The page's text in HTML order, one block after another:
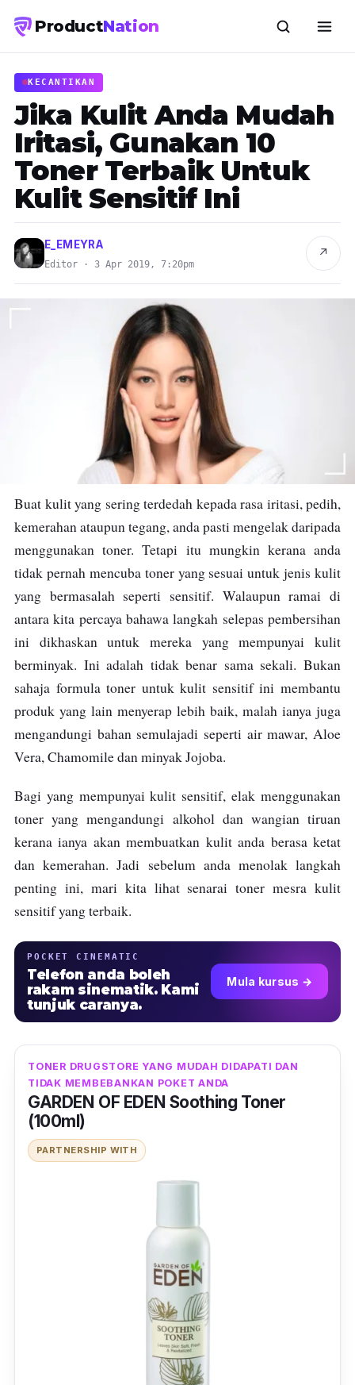
ProductNation
KECANTIKAN
Jika Kulit Anda Mudah
Iritasi, Gunakan 10
Toner Terbaik Untuk
Kulit Sensitif Ini
E_EMEYRA
Editor · 3 Apr 2019, 7:20pm
↗
Buat kulit yang sering terdedah kepada rasa iritasi, pedih,
kemerahan ataupun tegang, anda pasti mengelak daripada
menggunakan toner. Tetapi itu mungkin kerana anda
tidak pernah mencuba toner yang sesuai untuk jenis kulit
yang bermasalah seperti sensitif. Walaupun ramai di
antara kita percaya bahawa langkah selepas pembersihan
ini dikhaskan untuk mereka yang mempunyai kulit
berminyak. Ini adalah tidak benar sama sekali. Bukan
sahaja formula toner untuk kulit sensitif ini membantu
produk yang lain menyerap lebih baik, malah ianya juga
mengandungi bahan semulajadi seperti air mawar, Aloe
Vera, Chamomile dan minyak Jojoba.
Bagi yang mempunyai kulit sensitif, elak menggunakan
toner yang mengandungi alkohol dan wangian tiruan
kerana ianya akan membuatkan kulit anda berasa ketat
dan kemerahan. Jadi sebelum anda menolak langkah
penting ini, mari kita lihat senarai toner mesra kulit
sensitif yang terbaik.
POCKET CINEMATIC
Telefon anda boleh
rakam sinematik. Kami
tunjuk caranya.
Mula kursus →
TONER DRUGSTORE YANG MUDAH DIDAPATI DAN
TIDAK MEMBEBANKAN POKET ANDA
GARDEN OF EDEN Soothing Toner
(100ml)
PARTNERSHIP WITH